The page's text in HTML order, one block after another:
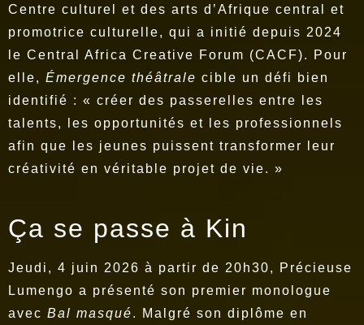
Centre culturel et des arts d’Afrique central et
promotrice culturelle, qui a initié depuis 2024
le Central Africa Creative Forum (CACF). Pour
elle, Émergence théâtrale cible un défi bien
identifié : « créer des passerelles entre les
talents, les opportunités et les professionnels
afin que les jeunes puissent transformer leur
créativité en véritable projet de vie. »
Ça se passe à Kin
Jeudi, 4 juin 2026 à partir de 20h30, Précieuse
Lumengo a présenté son premier monologue
avec Bal masqué. Malgré son diplôme en